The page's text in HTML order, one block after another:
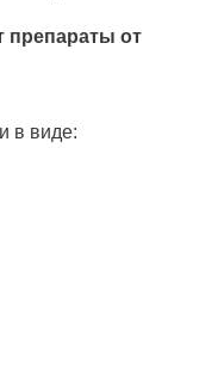
препараты от
в виде: